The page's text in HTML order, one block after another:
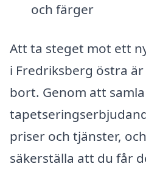
och färger
Att ta steget mot ett
i Fredriksberg östra
bort. Genom att
priser och tjänster,
säkerställa att du får